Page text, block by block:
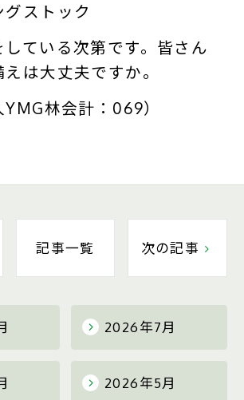
2026年7月
2026年5月
ストック
ている次第です。皆さん
は大丈夫ですか。
YMG林会計：069）
記事一覧 次の記事